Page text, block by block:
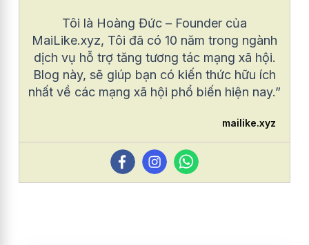
Tôi là Hoàng Đức – Founder của
MaiLike.xyz, Tôi đã có 10 năm trong ngành
dịch vụ hỗ trợ tăng tương tác mạng xã hội.
Blog này, sẽ giúp bạn có kiến thức hữu ích
nhất về các mạng xã hội phổ biến hiện nay.”
mailike.xyz